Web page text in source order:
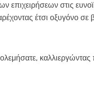
επιχειρήσεων στις
έτσι οξυγόνο σε